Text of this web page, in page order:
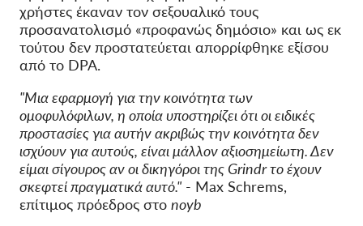
χρήστες έκαναν τον σεξουαλικό τους
προσανατολισμό «προφανώς δημόσιο» και ως εκ
τούτου δεν προστατεύεται απορρίφθηκε εξίσου
από το DPA.
"Μια εφαρμογή για την κοινότητα των
ομοφυλόφιλων, η οποία υποστηρίζει ότι οι ειδικές
προστασίες για αυτήν ακριβώς την κοινότητα δεν
ισχύουν για αυτούς, είναι μάλλον αξιοσημείωτη. Δεν
είμαι σίγουρος αν οι δικηγόροι της Grindr το έχουν
σκεφτεί πραγματικά αυτό." - Max Schrems,
επίτιμος πρόεδρος στο noyb